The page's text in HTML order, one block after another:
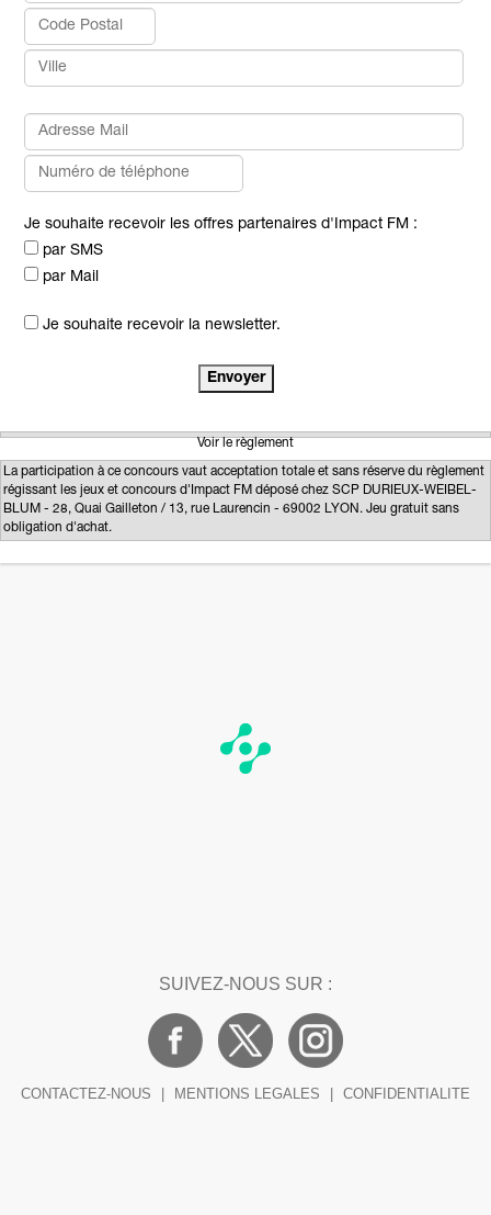
Je souhaite recevoir les offres partenaires d'Impact FM :
par SMS
par Mail
Je souhaite recevoir la newsletter.
Voir le règlement
La participation à ce concours vaut acceptation totale et sans réserve du règlement
régissant les jeux et concours d'Impact FM déposé chez SCP DURIEUX-WEIBEL-
BLUM - 28, Quai Gailleton / 13, rue Laurencin - 69002 LYON. Jeu gratuit sans
obligation d'achat.
SUIVEZ-NOUS SUR :
CONTACTEZ-NOUS MENTIONS LEGALES CONFIDENTIALITE